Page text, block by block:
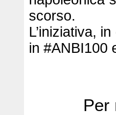
scorso.
L’iniziativa,
in #ANBI100
Per